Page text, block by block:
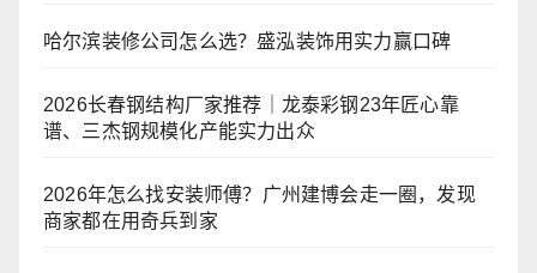
哈尔滨装修公司怎么选？盛泓装饰用实力赢口碑
2026长春钢结构厂家推荐｜龙泰彩钢23年匠心靠
谱、三杰钢规模化产能实力出众
2026年怎么找安装师傅？广州建博会走一圈，发现
商家都在用奇兵到家